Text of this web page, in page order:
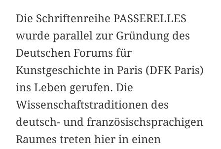
Die Schriftenreihe PASSERELLES
wurde parallel zur Gründung des
Deutschen Forums für
Kunstgeschichte in Paris (DFK Paris)
ins Leben gerufen. Die
Wissenschaftstraditionen des
deutsch- und französischsprachigen
Raumes treten hier in einen